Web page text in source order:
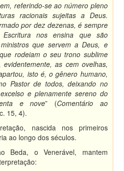
referindo-se ao número pleno
racionais sujeitas a Deus.
por dez dezenas, é sempre
nos ensina que são
que servem a Deus, e
rodeiam o seu trono sublime
as cem ovelhas,
isto é, o gênero humano,
Pastor de todos, deixando no
e plenamente sereno do
e nove” (Comentário ao
15, 4).
nascida nos primeiros
ao longo dos séculos.
Beda, o Venerável, mantem